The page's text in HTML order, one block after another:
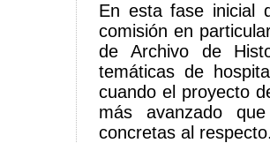
En esta fase inicial
comisión en
de Archivo de
temáticas de
cuando el proyecto
más avanzado
concretas al respecto.